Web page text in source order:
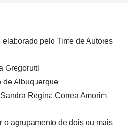
elaborado pelo Time de Autores
Gregorutti
de Albuquerque
Sandra Regina Correa Amorim
o agrupamento de dois ou mais